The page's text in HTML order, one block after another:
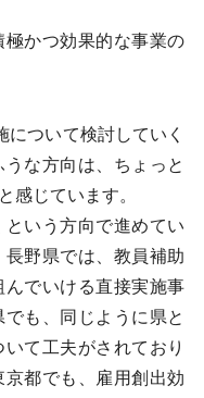
かつ効果的な事業の
ついて検討していく
な方向は、ちょっと
感じています。
いう方向で進めてい
野県では、教員補助
でいける直接実施事
も、同じように県と
て工夫がされており
都でも、雇用創出効